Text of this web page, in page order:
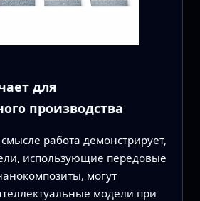
для
производства
работа демонстрирует,
использующие передовые
могут
модели при